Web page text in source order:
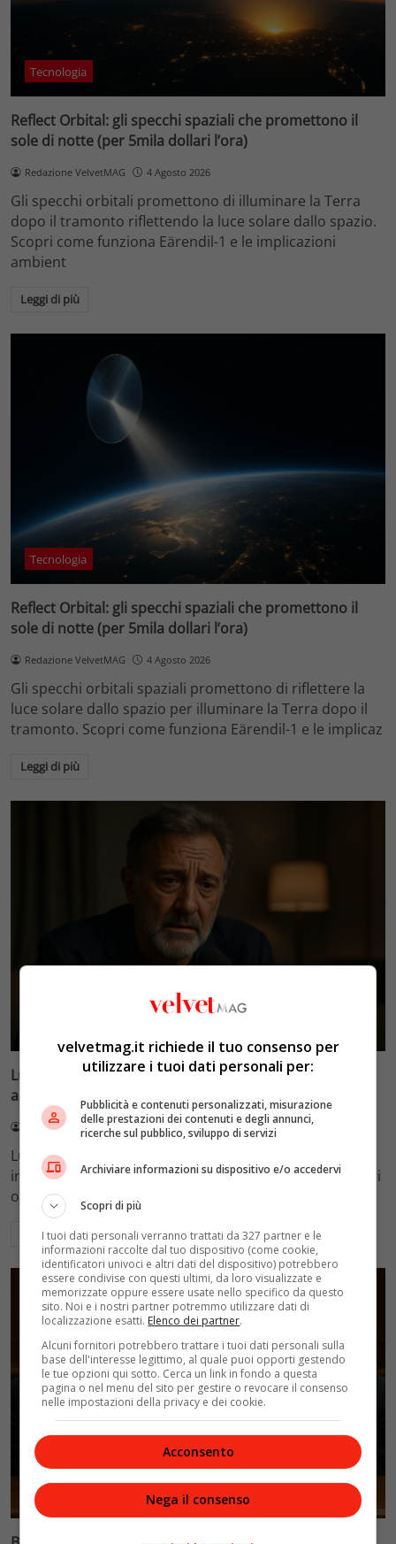
Tecnologia
Reflect Orbital: gli specchi spaziali che promettono il
sole di notte (per 5mila dollari l’ora)
Redazione VelvetMAG 4 Agosto 2026
Gli specchi orbitali promettono di illuminare la Terra
dopo il tramonto riflettendo la luce solare dallo spazio.
Scopri come funziona Eärendil-1 e le implicazioni
ambient
Leggi di più
Tecnologia
Reflect Orbital: gli specchi spaziali che promettono il
sole di notte (per 5mila dollari l’ora)
Redazione VelvetMAG 4 Agosto 2026
Gli specchi orbitali spaziali promettono di riflettere la
luce solare dallo spazio per illuminare la Terra dopo il
tramonto. Scopri come funziona Eärendil-1 e le implicaz
Leggi di più
Luca Barbareschi si racconta: amori travolgenti,
autodistruzione e il difficile rapporto con la paternità
Redazione VelvetMAG 4 Agosto 2026
Luca Barbareschi si racconta a 70 anni in un'intervista
intima: rivela otto relazioni contemporanee, tre ricoveri
ospedalieri e il suo difficile rapporto con la paternità
Leggi di più
Glamour & Gossip
velvetmag.it richiede il tuo consenso per
utilizzare i tuoi dati personali per:
Pubblicità e contenuti personalizzati, misurazione
delle prestazioni dei contenuti e degli annunci,
ricerche sul pubblico, sviluppo di servizi
Archiviare informazioni su dispositivo e/o accedervi
Scopri di più
I tuoi dati personali verranno trattati da 327 partner e le
informazioni raccolte dal tuo dispositivo (come cookie,
identificatori univoci e altri dati del dispositivo) potrebbero
essere condivise con questi ultimi, da loro visualizzate e
memorizzate oppure essere usate nello specifico da questo
sito. Noi e i nostri partner potremmo utilizzare dati di
localizzazione esatti. Elenco dei partner.
Alcuni fornitori potrebbero trattare i tuoi dati personali sulla
base dell'interesse legittimo, al quale puoi opporti gestendo
le tue opzioni qui sotto. Cerca un link in fondo a questa
pagina o nel menu del sito per gestire o revocare il consenso
nelle impostazioni della privacy e dei cookie.
Acconsento
Nega il consenso